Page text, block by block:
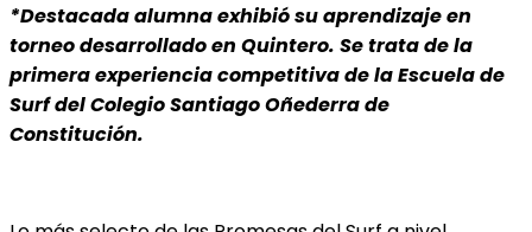
*Destacada alumna exhibió su aprendizaje en
torneo desarrollado en Quintero. Se trata de la
primera experiencia competitiva de la Escuela de
Surf del Colegio Santiago Oñederra de
Constitución.